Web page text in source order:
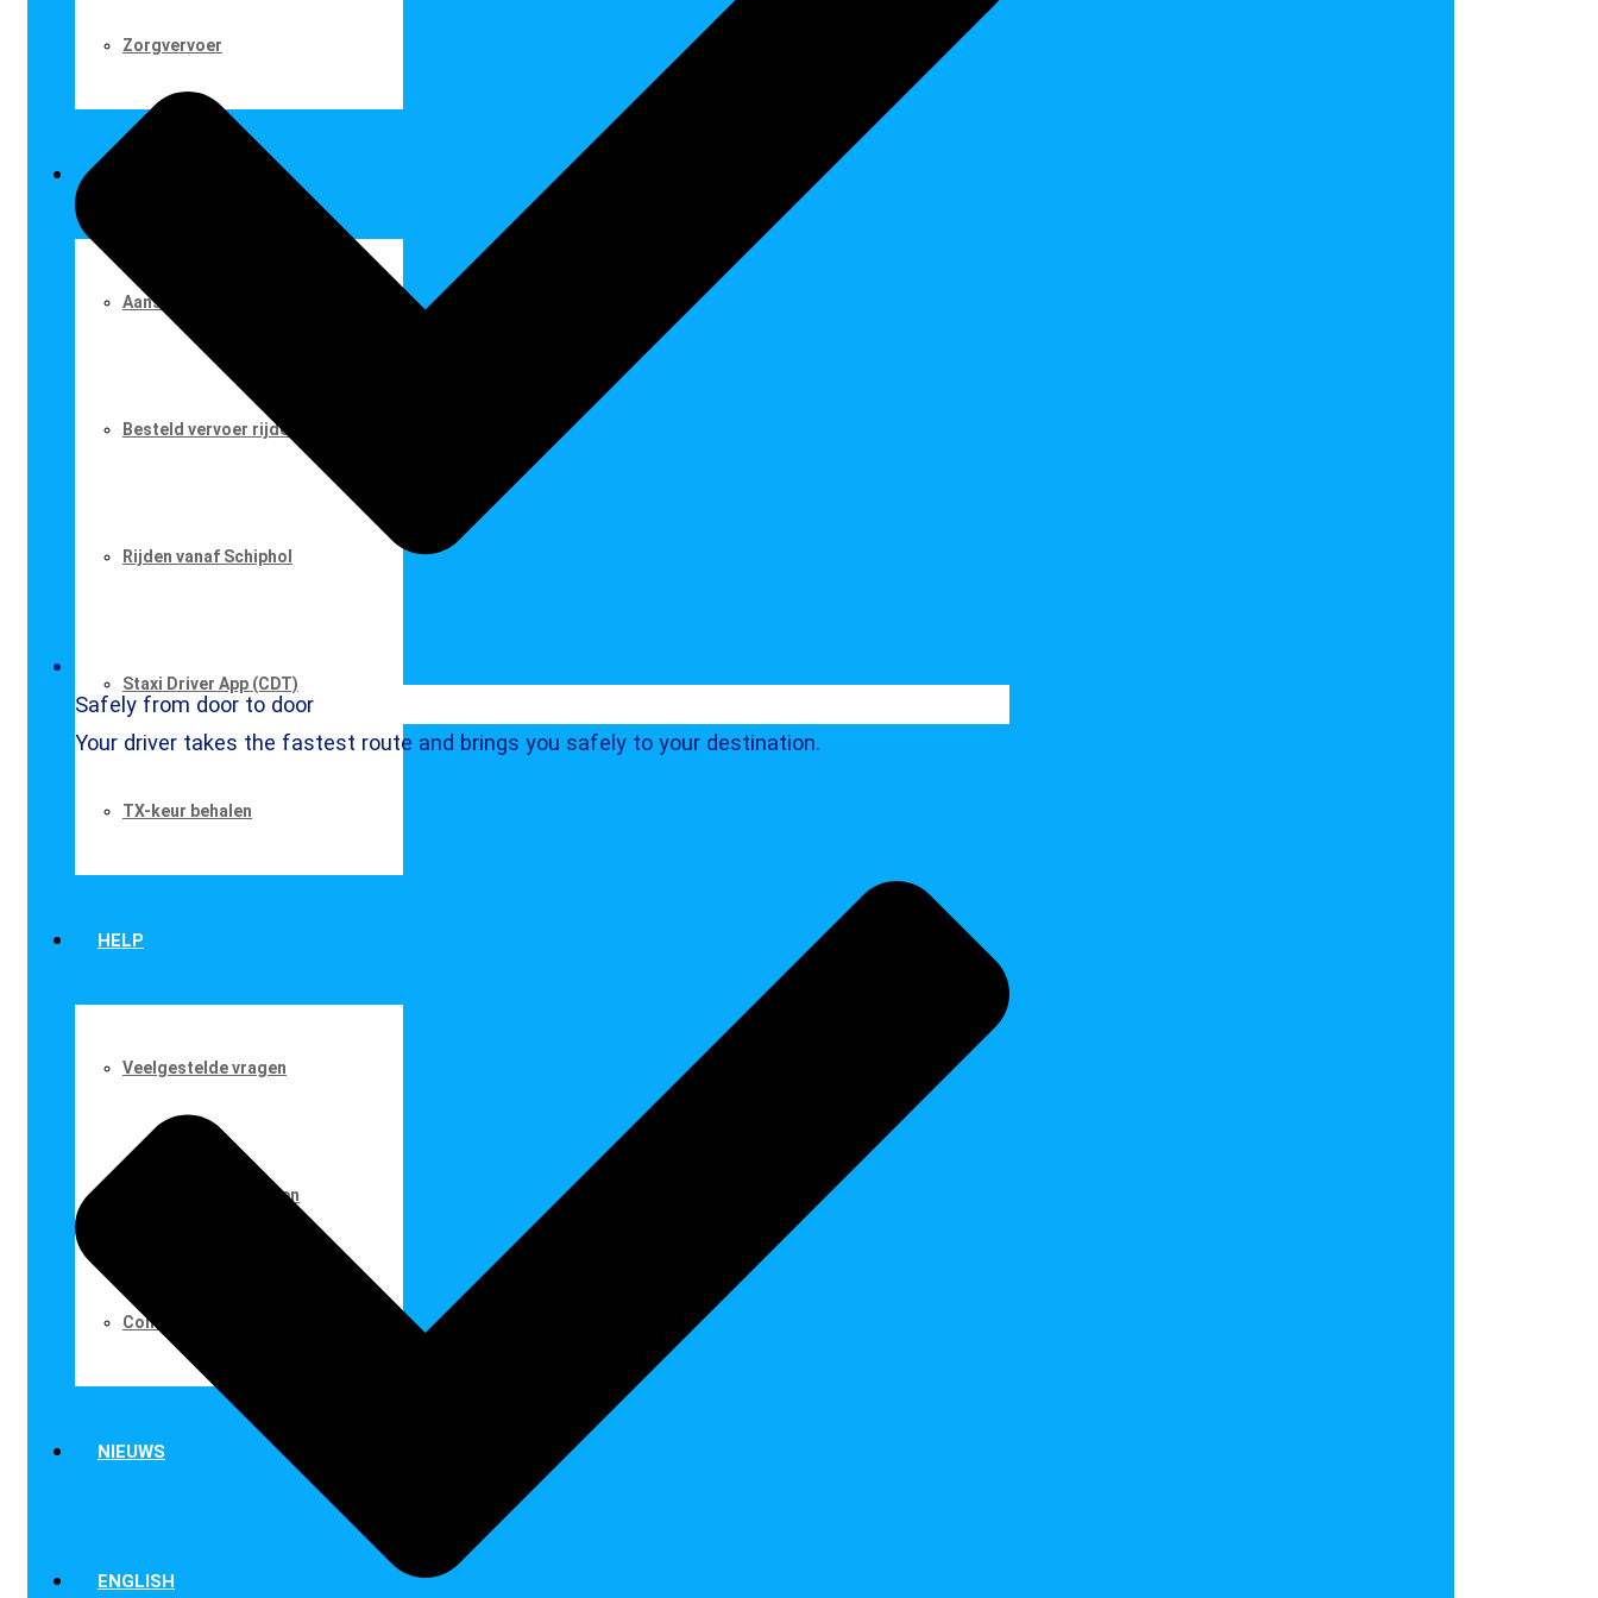
Zorgvervoer
Aansluiten bij de TTO
Besteld vervoer rijden
Rijden vanaf Schiphol
Staxi Driver App (CDT)
TX-keur behalen
HELP
Veelgestelde vragen
Gevonden voorwerpen
Contact
NIEUWS
ENGLISH
Safely from door to door
Your driver takes the fastest route and brings you safely to your destination.